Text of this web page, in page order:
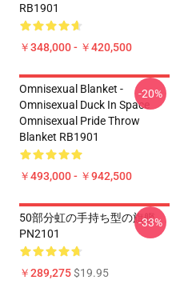
RB1901
￥348,000 - ￥420,500
Omnisexual Blanket -
Omnisexual Duck In Space
Omnisexual Pride Throw
Blanket RB1901
￥493,000 - ￥942,500
-20%
50部分虹の手持ち型の旗艦
PN2101
￥289,275$19.95
-33%